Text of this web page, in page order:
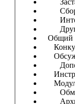
Общий
Модуль
Обмен